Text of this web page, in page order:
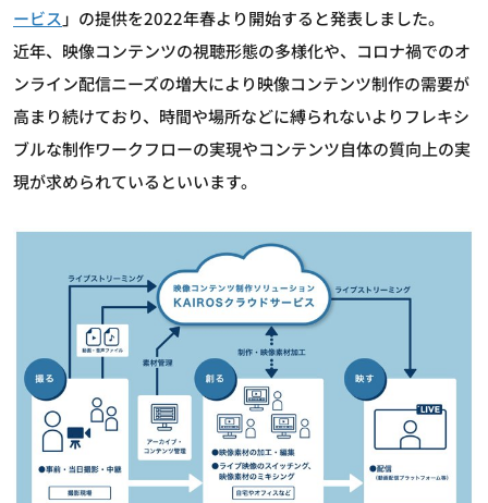
ービス 」の提供を2022年春より開始すると発表しました。
近年、映像コンテンツの視聴形態の多様化や、コロナ禍でのオ
ンライン配信ニーズの増大により映像コンテンツ制作の需要が
高まり続けており、時間や場所などに縛られないよりフレキシ
ブルな制作ワークフローの実現やコンテンツ自体の質向上の実
現が求められているといいます。